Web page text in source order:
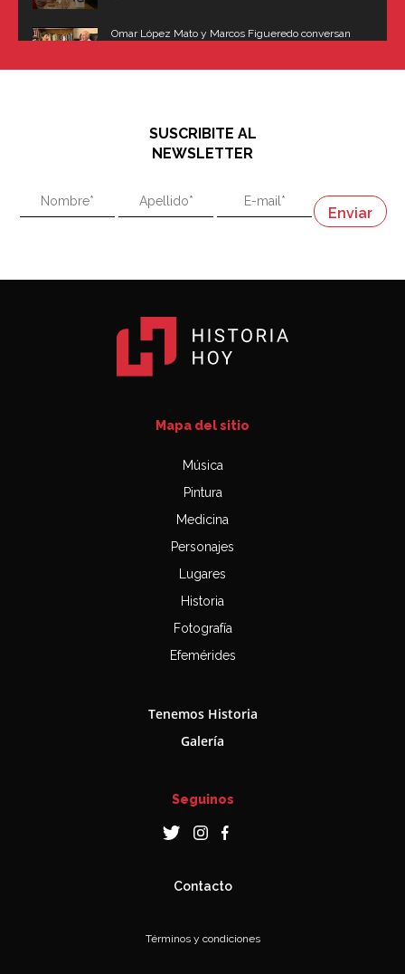
Omar López Mato y Marcos Figueredo conversan
"En política, la estupidez no es una desventaja"
"En política, la estupidez no es una desventaja"
Napoleón
SUSCRIBITE AL
NEWSLETTER
Mapa del sitio
Música
Pintura
Medicina
Personajes
Lugares
Historia
Fotografía
Efemérides
Tenemos Historia
Galería
Seguinos
Contacto
Términos y condiciones